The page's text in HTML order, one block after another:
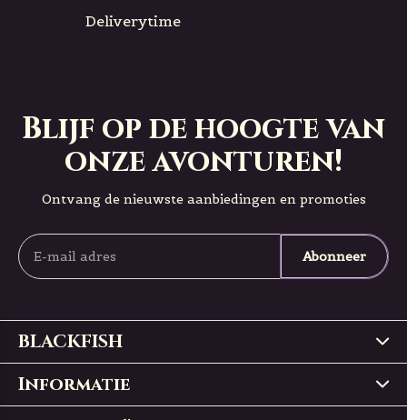
Deliverytime
Blijf op de hoogte van
onze avonturen!
Ontvang de nieuwste aanbiedingen en promoties
Abonneer
BLACKFISH
Informatie